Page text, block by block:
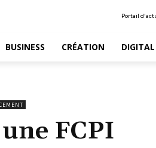
Portail
BUSINESS CRÉATION DIGITAL
FCPI